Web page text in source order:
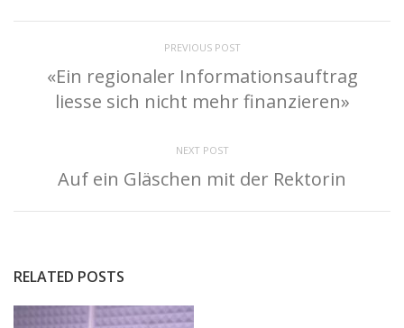
PREVIOUS POST
«Ein regionaler Informationsauftrag
liesse sich nicht mehr finanzieren»
NEXT POST
Auf ein Gläschen mit der Rektorin
RELATED POSTS